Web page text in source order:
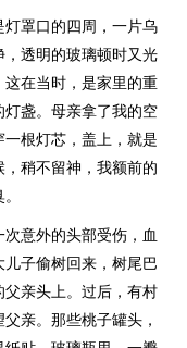
罩口的四周，一片乌
透明的玻璃顿时又光
在当时，是家里的重
盏。母亲拿了我的空
根灯芯，盖上，就是
稍不留神，我额前的
意外的头部受伤，血
子偷树回来，树尾巴
亲头上。过后，有村
亲。那些桃子罐头，